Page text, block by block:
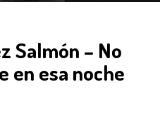
Salmón – No
en esa noche